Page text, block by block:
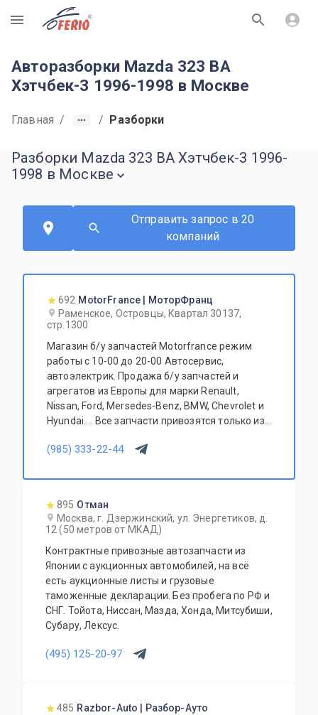
R
Авторазборки Mazda 323 BA
Хэтчбек-3 1996-1998 в Москве
Главная / / Разборки
Разборки Mazda 323 BA Хэтчбек-3 1996-
1998 в Москве
Отправить запрос в 20
компаний
692 MotorFrance | МоторФранц
Раменское, Островцы, Квартал 30137,
стр.1300
Магазин б/у запчастей Motorfrance режим
работы с 10-00 до 20-00 Автосервис,
автоэлектрик. Продажа б/у запчастей и
агрегатов из Европы для марки Renault,
Nissan, Ford, Mersedes-Benz, BMW, Chevrolet и
Hyundai.... Все запчасти привозятся только из
(985) 333-22-44
895 Отман
Москва, г. Дзержинский, ул. Энергетиков, д.
12 (50 метров от МКАД)
Контрактные привозные автозапчасти из
Японии с аукционных автомобилей, на всё
есть аукционные листы и грузовые
таможенные декларации. Без пробега по РФ и
СНГ. Тойота, Ниссан, Мазда, Хонда, Митсубиши,
Субару, Лексус.
(495) 125-20-97
485 Razbor-Auto | Разбор-Ауто